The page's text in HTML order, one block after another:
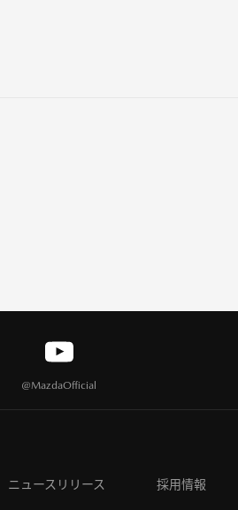
@MazdaOfficial
ニュースリリース 採用情報